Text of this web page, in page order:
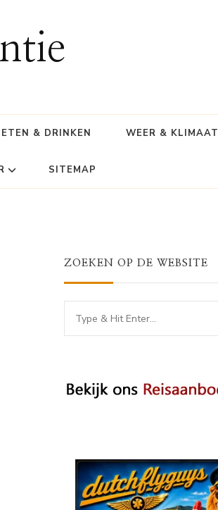
ETEN & DRINKEN WEER & KLIMAAT
SITEMAP
ZOEKEN OP DE WEBSITE
Looking
for